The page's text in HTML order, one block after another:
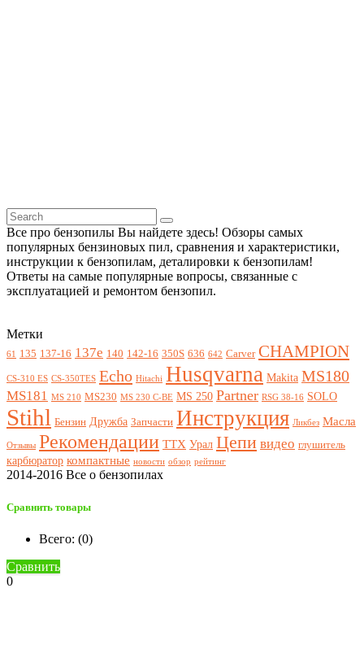
Все про бензопилы Вы найдете здесь! Обзоры самых
популярных бензиновых пил, сравнения и характеристики,
инструкции к бензопилам, деталировки к бензопилам!
Ответы на самые популярные вопросы, связанные с
эксплуатацией и ремонтом бензопил.
Метки
61 135 137-16 137e 140 142-16 350S 636 642 Carver CHAMPION
CS-310 ES CS-350TES Echo Hitachi Husqvarna Makita MS180
MS181 MS 210 MS230 MS 230 C-BE MS 250 Partner RSG 38-16 SOLO
Stihl Бензин Дружба Запчасти Инструкция Ликбез Масла
Отзывы Рекомендации ТТХ Урал Цепи видео глушитель
карбюратор компактные новости обзор рейтинг
2014-2016 Все о бензопилах
Сравнить товары
Всего: (0)
Сравнить
0